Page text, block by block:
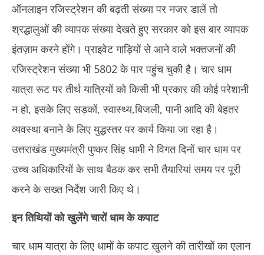
ऑनलाइन रजिस्ट्रेशन की बढ़ती संख्या पर नजर डालें तो
श्रद्धालुओं की व्यापक संख्या देखते हुए सरकार को इस बार व्यापक
इंतज़ाम करने होंगे। प्राइवेट गाड़ियों से आने वाले भक्तजनों की
रजिस्ट्रेशन संख्या भी 5802 के पार पहुंच चुकी है। चार धाम
यात्रा रूट पर तीर्थ यात्रियों को किसी भी प्रकार की कोई परेशानी
न हो, इसके लिए सड़कों, स्वास्थ्य,बिजली, पानी आदि की बेहतर
व्यवस्था बनाने के लिए युद्धस्तर पर कार्य किया जा रहा है।
उत्तराखंड मुख्यमंत्री पुष्कर सिंह धामी ने विगत दिनों चार धाम पर
उच्च अधिकारियों के साथ बैठक कर सभी तैयारियां समय पर पूरी
करने के सख्त निर्देश जारी किए थे।
इन तिथियों को खुलेंगे चारों धाम के कपाट
चार धाम यात्रा के लिए धामों के कपाट खुलने की तारीखों का एलान